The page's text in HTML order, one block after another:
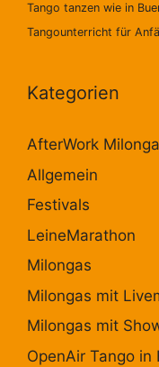
Tango tanzen wie in
Tangounterricht für
Kategorien
AfterWork
Allgemein
Festivals
LeineMarathon
Milongas
Milongas mit
Milongas mit
OpenAir Tango in